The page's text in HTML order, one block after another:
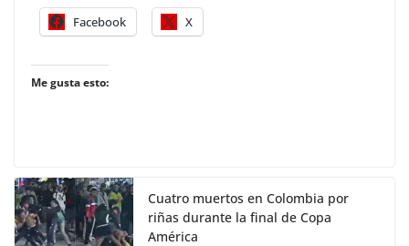
Facebook X
Me gusta esto:
Cuatro muertos en Colombia por
riñas durante la final de Copa
América